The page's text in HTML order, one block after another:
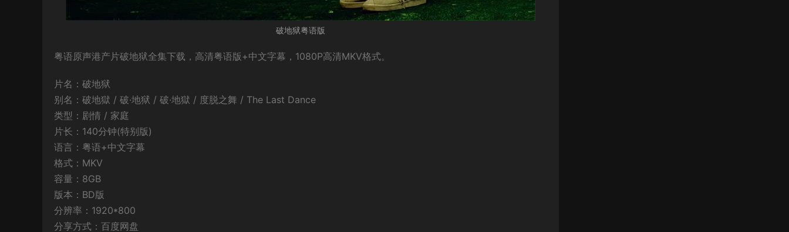
破地狱粤语版
粤语原声港产片破地狱全集下载，高清粤语版+中文字幕，1080P高清MKV格式。
片名：破地狱
别名：破地獄 / 破·地狱 / 破·地獄 / 度脱之舞 / The Last Dance
类型：剧情 / 家庭
片长：140分钟(特别版)
语言：粤语+中文字幕
格式：MKV
容量：8GB
版本：BD版
分辨率：1920*800
分享方式：百度网盘